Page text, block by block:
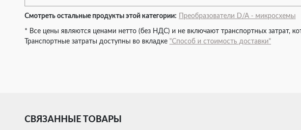
Смотреть остальные продукты этой категории: Преобразователи D/A - микросхемы
* Все цены являются ценами нетто (без НДС) и не включают транспортных затрат,
Транспортные затраты доступны во вкладке "Способ и стоимость доставки"
СВЯЗАННЫЕ ТОВАРЫ